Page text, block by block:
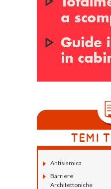
Antisismica
Barriere
Architettoniche